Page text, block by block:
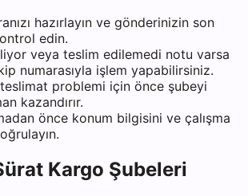
hazırlayın ve gönderinizin son
edin.
veya teslim edilemedi notu varsa
numarasıyla işlem yapabilirsiniz.
problemi için önce şubeyi
kazandırır.
önce konum bilgisini ve çalışma
Kargo Şubeleri